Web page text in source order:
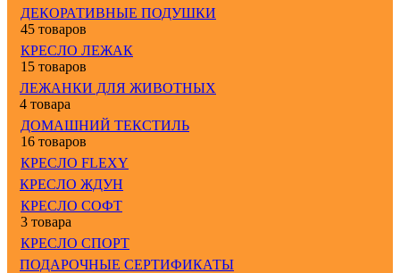
ДЕКОРАТИВНЫЕ ПОДУШКИ
45 товаров
КРЕСЛО ЛЕЖАК
15 товаров
ЛЕЖАНКИ ДЛЯ ЖИВОТНЫХ
4 товара
ДОМАШНИЙ ТЕКСТИЛЬ
16 товаров
КРЕСЛО FLEXY
КРЕСЛО ЖДУН
КРЕСЛО СОФТ
3 товара
КРЕСЛО СПОРТ
ПОДАРОЧНЫЕ СЕРТИФИКАТЫ